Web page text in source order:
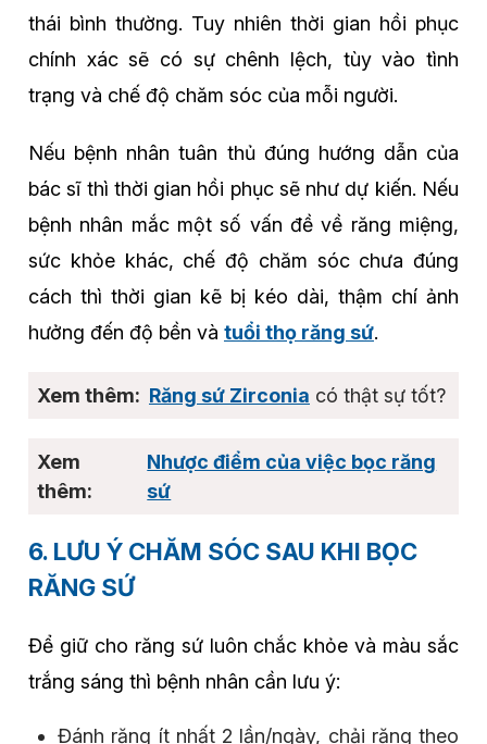
thái bình thường. Tuy nhiên thời gian hồi phục
chính xác sẽ có sự chênh lệch, tùy vào tình
trạng và chế độ chăm sóc của mỗi người.
Nếu bệnh nhân tuân thủ đúng hướng dẫn của
bác sĩ thì thời gian hồi phục sẽ như dự kiến. Nếu
bệnh nhân mắc một số vấn đề về răng miệng,
sức khỏe khác, chế độ chăm sóc chưa đúng
cách thì thời gian kẽ bị kéo dài, thậm chí ảnh
hưởng đến độ bền và tuổi thọ răng sứ.
Răng sứ Zirconia có thật sự tốt?
Nhược điểm của việc bọc răng
sứ
6. LƯU Ý CHĂM SÓC SAU KHI BỌC
RĂNG SỨ
Để giữ cho răng sứ luôn chắc khỏe và màu sắc
trắng sáng thì bệnh nhân cần lưu ý:
Đánh răng ít nhất 2 lần/ngày, chải răng theo